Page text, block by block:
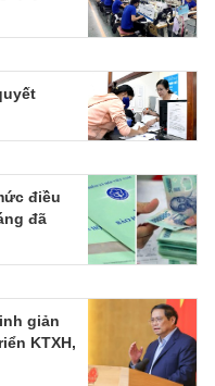
điều
đã
giản
KTXH,